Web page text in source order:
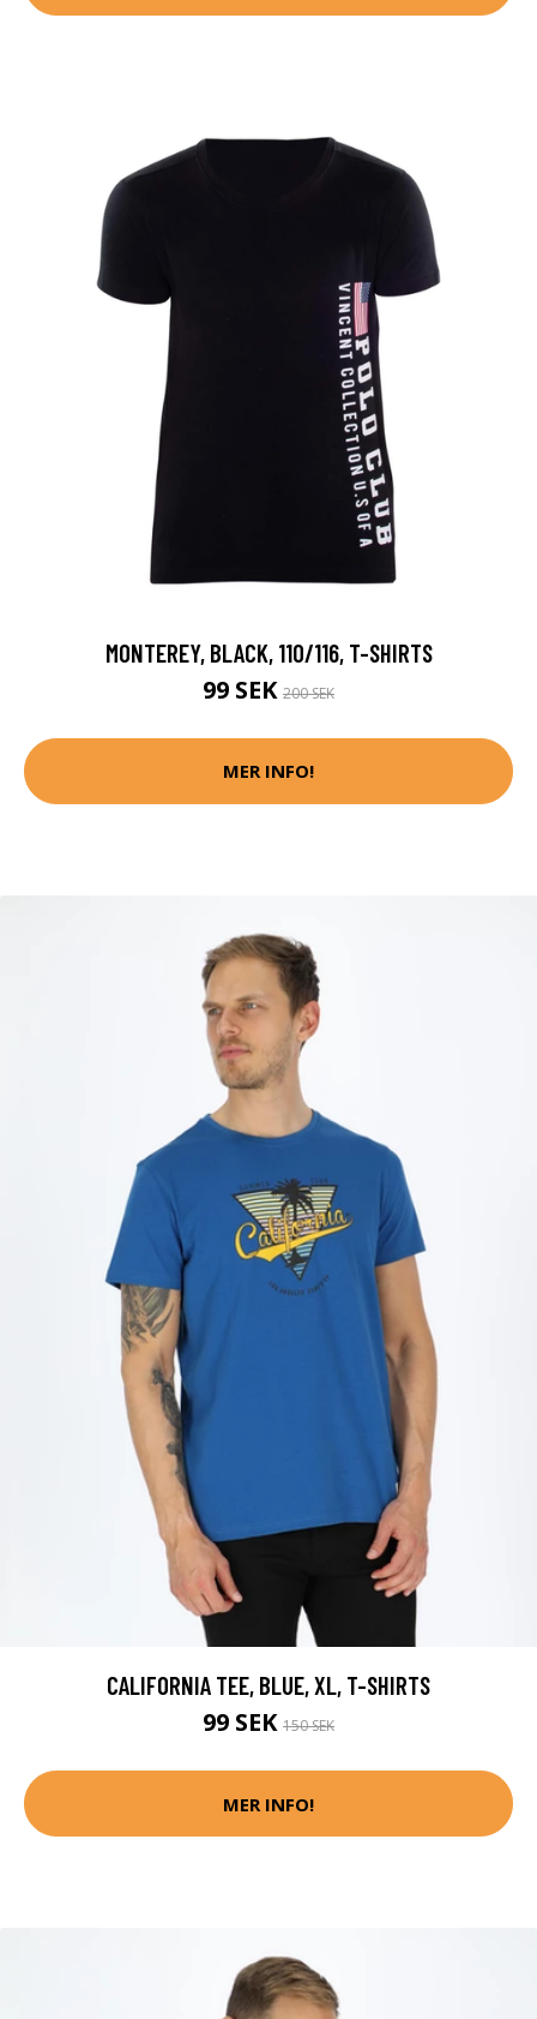
MONTEREY, BLACK, 110/116, T-SHIRTS
99 SEK 200 SEK
MER INFO!
CALIFORNIA TEE, BLUE, XL, T-SHIRTS
99 SEK 150 SEK
MER INFO!